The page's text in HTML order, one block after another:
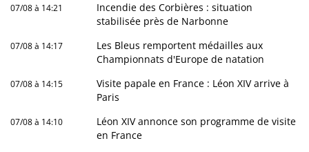
07/08 à 14:21
Incendie des Corbières : situation
stabilisée près de Narbonne
07/08 à 14:17
Les Bleus remportent médailles aux
Championnats d'Europe de natation
07/08 à 14:15
Visite papale en France : Léon XIV arrive à
Paris
07/08 à 14:10
Léon XIV annonce son programme de visite
en France